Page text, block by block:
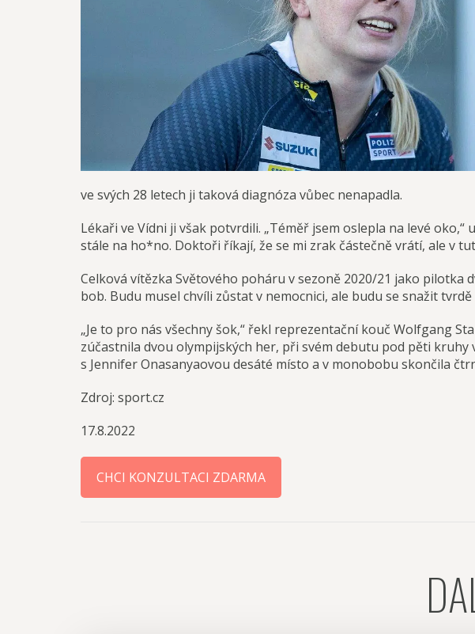
ve svých 28 letech ji taková diagnóza vůbec nenapadla.
Lékaři ve Vídni ji však potvrdili. „Téměř jsem oslepla na levé
stále na ho*no. Doktoři říkají, že se mi zrak částečně vrátí, ale v
Celková vítězka Světového poháru v sezoně 2020/21 jako
bob. Budu musel chvíli zůstat v nemocnici, ale budu se snažit
„Je to pro nás všechny šok,“ řekl reprezentační kouč Wolfgang
zúčastnila dvou olympijských her, při svém debutu pod pěti
s Jennifer Onasanyaovou desáté místo a v monobobu skončila
Zdroj: sport.cz
17.8.2022
CHCI KONZULTACI ZDARMA